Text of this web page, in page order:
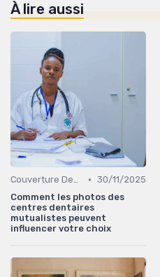
À lire aussi
Couverture Dentaire et Optique • 30/11/2025
Comment les photos des
centres dentaires
mutualistes peuvent
influencer votre choix